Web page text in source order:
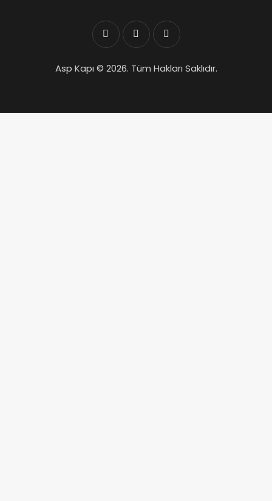
Asp Kapı © 2026. Tüm Hakları Saklıdır.